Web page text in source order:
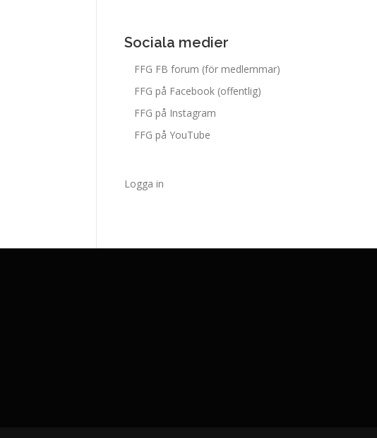
Sociala medier
FFG FB forum (för medlemmar)
FFG på Facebook (offentlig)
FFG på Instagram
FFG på YouTube
Logga in